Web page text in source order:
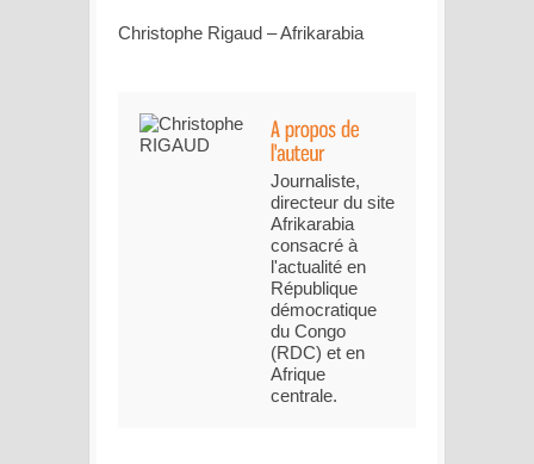
Christophe Rigaud – Afrikarabia
Journaliste,
directeur du site
Afrikarabia
consacré à
l'actualité en
République
démocratique
du Congo
(RDC) et en
Afrique
centrale.